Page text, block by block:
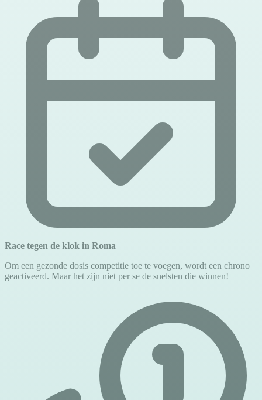
Race tegen de klok in Roma
Om een gezonde dosis competitie toe te voegen, wordt een chrono
geactiveerd. Maar het zijn niet per se de snelsten die winnen!